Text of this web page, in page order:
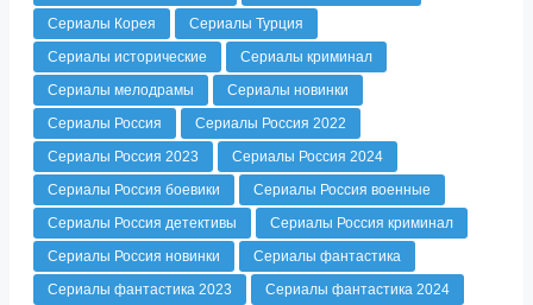
Сериалы Корея
Сериалы Турция
Сериалы исторические
Сериалы криминал
Сериалы мелодрамы
Сериалы новинки
Сериалы Россия
Сериалы Россия 2022
Сериалы Россия 2023
Сериалы Россия 2024
Сериалы Россия боевики
Сериалы Россия военные
Сериалы Россия детективы
Сериалы Россия криминал
Сериалы Россия новинки
Сериалы фантастика
Сериалы фантастика 2023
Сериалы фантастика 2024